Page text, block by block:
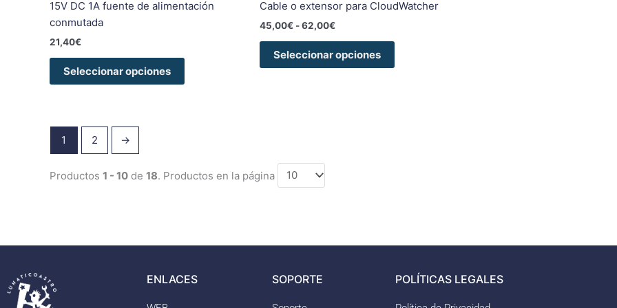
15V DC 1A fuente de alimentación
conmutada
21,40€
Seleccionar opciones
Cable o extensor para CloudWatcher
45,00€ -62,00€
Seleccionar opciones
1 2 →
Productos 1 - 10 de 18. Productos en la página
ENLACES SOPORTE POLÍTICAS LEGALES